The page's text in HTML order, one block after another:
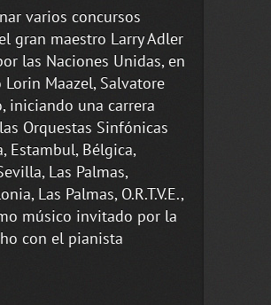
varios concursos
gran maestro Larry Adler
las Naciones Unidas, en
Maazel, Salvatore
iniciando una carrera
Orquestas Sinfónicas
Estambul, Bélgica,
Las Palmas,
Las Palmas, O.R.T.V.E.,
músico invitado por la
con el pianista